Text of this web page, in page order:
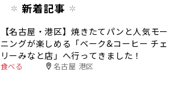
新着記事
【名古屋・港区】焼きたてパンと人気モー
ニングが楽しめる「ベーク&コーヒー チェ
リーみなと店」へ行ってきました！
食べる 名古屋 港区